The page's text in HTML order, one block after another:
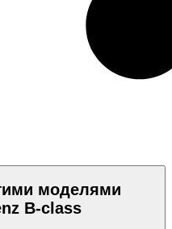
моделями
B-class